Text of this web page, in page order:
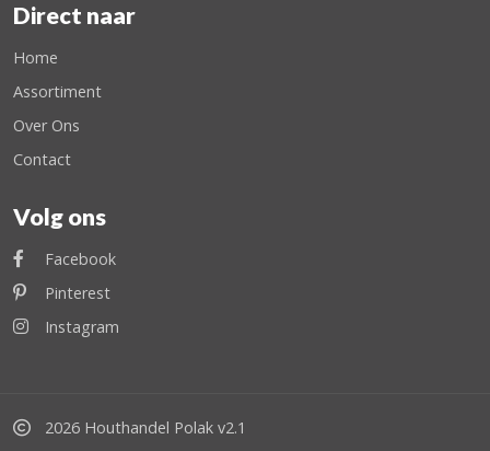
Direct naar
Home
Assortiment
Over Ons
Contact
Volg ons
Facebook
Pinterest
Instagram
2026 Houthandel Polak v2.1